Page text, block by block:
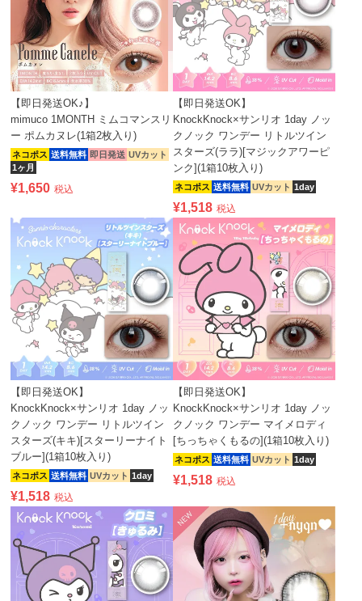
【即日発送OK♪】
mimuco 1MONTH ミムコマンスリ
ー ポムカヌレ(1箱2枚入り)
ネコポス 送料無料 即日発送 UVカット
1ヶ月
¥1,650 税込
【即日発送OK】
KnockKnock×サンリオ 1day ノッ
クノック ワンデー リトルツイン
スターズ(ララ)[マジックアワーピ
ンク](1箱10枚入り)
ネコポス 送料無料 UVカット 1day
¥1,518 税込
【即日発送OK】
KnockKnock×サンリオ 1day ノッ
クノック ワンデー リトルツイン
スターズ(キキ)[スターリーナイト
ブルー](1箱10枚入り)
ネコポス 送料無料 UVカット 1day
¥1,518 税込
【即日発送OK】
KnockKnock×サンリオ 1day ノッ
クノック ワンデー マイメロディ
[ちっちゃくもるの](1箱10枚入り)
ネコポス 送料無料 UVカット 1day
¥1,518 税込